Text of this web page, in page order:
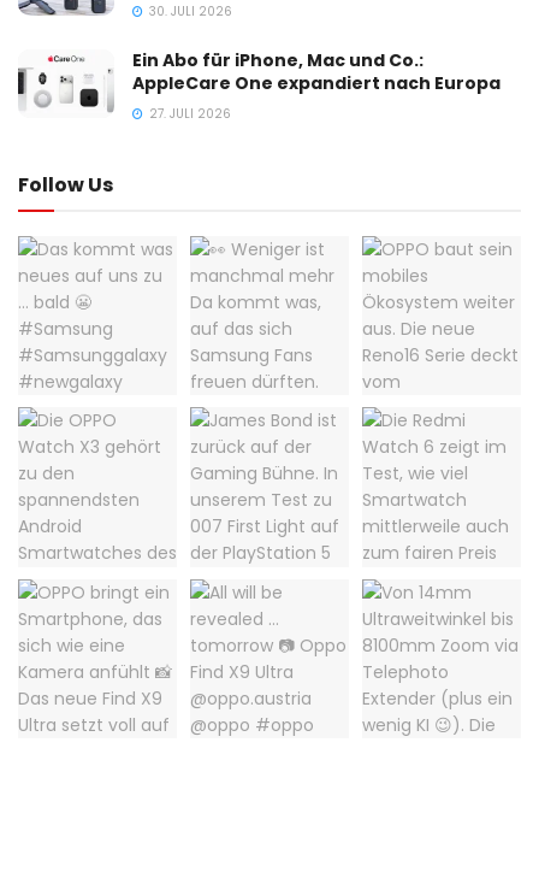
30. JULI 2026
Ein Abo für iPhone, Mac und Co.:
AppleCare One expandiert nach Europa
27. JULI 2026
Follow Us